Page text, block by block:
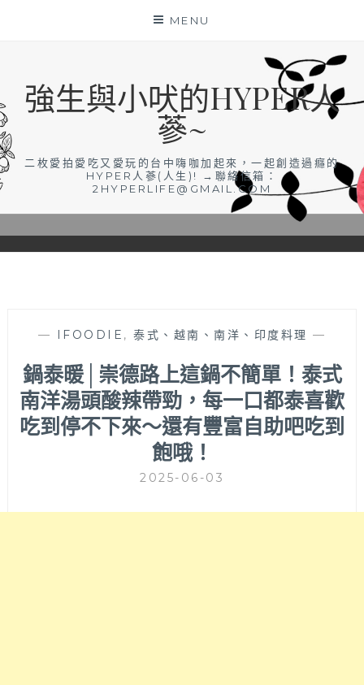
MENU
強生與小吠的HYPER人
蔘~
二枚愛拍愛吃又愛玩的台中嗨咖加起來，一起創造過癮的
HYPER人蔘(人生)! →聯絡信箱：
2HYPERLIFE@GMAIL.COM
— IFOODIE , 泰式、越南、南洋、印度料理 —
鍋泰暖│崇德路上這鍋不簡單！泰式
南洋湯頭酸辣帶勁，每一口都泰喜歡
吃到停不下來～還有豐富自助吧吃到
飽哦！
2025-06-03